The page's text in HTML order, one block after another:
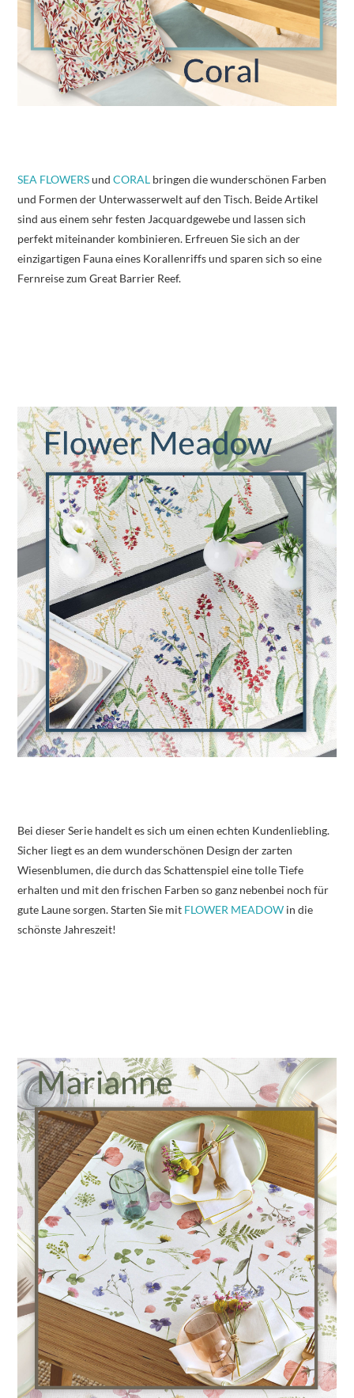
SEA FLOWERSundCORAL bringen die wunderschönen Farben
und Formen der Unterwasserwelt auf den Tisch. Beide Artikel
sind aus einem sehr festen Jacquardgewebe und lassen sich
perfekt miteinander kombinieren. Erfreuen Sie sich an der
einzigartigen Fauna eines Korallenriffs und sparen sich so eine
Fernreise zum Great Barrier Reef.
Bei dieser Serie handelt es sich um einen echten Kundenliebling.
Sicher liegt es an dem wunderschönen Design der zarten
Wiesenblumen, die durch das Schattenspiel eine tolle Tiefe
erhalten und mit den frischen Farben so ganz nebenbei noch für
gute Laune sorgen. Starten Sie mit FLOWER MEADOW in die
schönste Jahreszeit!